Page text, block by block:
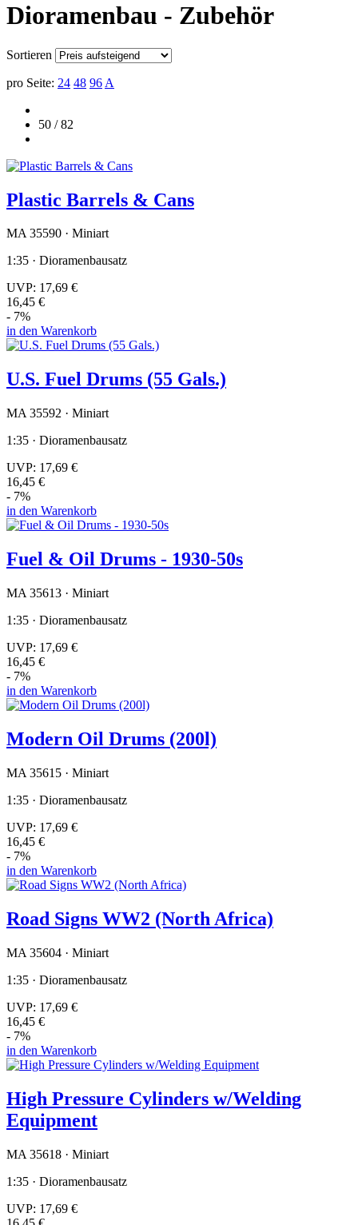
Dioramenbau - Zubehör
Sortieren
pro Seite: 24 48 96 A
50 / 82
Plastic Barrels & Cans
MA 35590 · Miniart
1:35 · Dioramenbausatz
UVP: 17,69 €
16,45 €
- 7%
in den Warenkorb
U.S. Fuel Drums (55 Gals.)
MA 35592 · Miniart
1:35 · Dioramenbausatz
UVP: 17,69 €
16,45 €
- 7%
in den Warenkorb
Fuel & Oil Drums - 1930-50s
MA 35613 · Miniart
1:35 · Dioramenbausatz
UVP: 17,69 €
16,45 €
- 7%
in den Warenkorb
Modern Oil Drums (200l)
MA 35615 · Miniart
1:35 · Dioramenbausatz
UVP: 17,69 €
16,45 €
- 7%
in den Warenkorb
Road Signs WW2 (North Africa)
MA 35604 · Miniart
1:35 · Dioramenbausatz
UVP: 17,69 €
16,45 €
- 7%
in den Warenkorb
High Pressure Cylinders w/Welding
Equipment
MA 35618 · Miniart
1:35 · Dioramenbausatz
UVP: 17,69 €